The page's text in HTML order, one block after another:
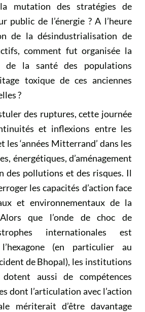
mutation des stratégies de
public de l’énergie ? A l’heure
de la désindustrialisation de
comment fut organisée la
de la santé des populations
toxique de ces anciennes
?
des ruptures, cette journée
et inflexions entre les
les ‘années Mitterrand’ dans les
énergétiques, d’aménagement
des pollutions et des risques. Il
les capacités d’action face
et environnementaux de la
que l’onde de choc de
internationales est
(en particulier au
de Bhopal), les institutions
dotent aussi de compétences
dont l’articulation avec l’action
mériterait d’être davantage